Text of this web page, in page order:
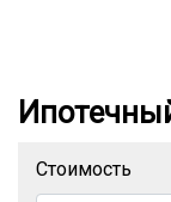
Стоимость